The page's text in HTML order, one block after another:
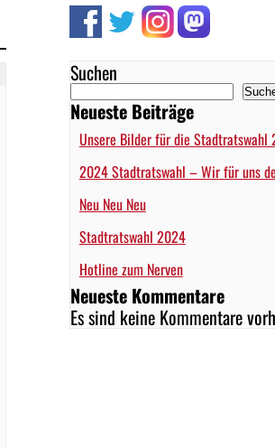
Suchen
Neueste Beiträge
Unsere Bilder für die Stadtratswahl
2024 Stadtratswahl – Wir für uns
Neu Neu Neu
Stadtratswahl 2024
Hotline zum Nerven
Neueste Kommentare
Es sind keine Kommentare